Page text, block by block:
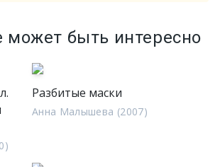
может быть интересно
Разбитые маски
Анна Малышева (2007)